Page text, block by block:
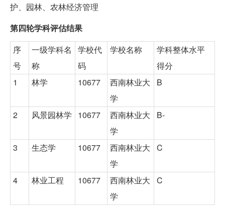
护、园林、农林经济管理
第四轮学科评估结果
序
号
一级学科名
称
学校代
码
学校名称
学科整体水平
得分
1
林学 10677
西南林业大
学
B
2 风景园林学 10677
西南林业大
学
B-
3 生态学 10677
西南林业大
学
C
4 林业工程 10677
西南林业大
学
C